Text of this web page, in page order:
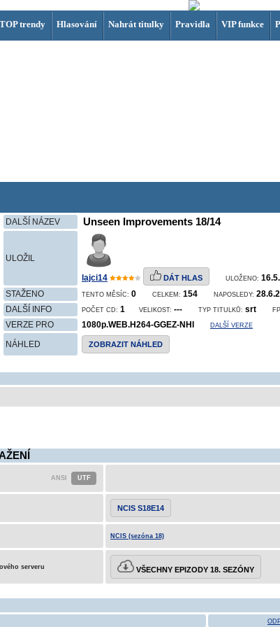
TOP trendy Hlasování Nahrát titulky Pravidla VIP funkce
DALŠÍ NÁZEV Unseen Improvements 18/14
ULOŽIL
lajci14
DÁT HLAS ULOŽENO:
STAŽENO
TENTO MĚSÍC: 0 CELKEM: 154 NAPOSLEDY:
DALŠÍ INFO
POČET CD: 1 VELIKOST: --- TYP TITULKŮ: srt
VERZE PRO
1080p.WEB.H264-GGEZ-NHI DALŠÍ VERZE
NÁHLED ZOBRAZIT NÁHLED
NCIS S18E14
NCIS (sezóna 18)
serveru VŠECHNY EPIZODY 18. SEZÓNY